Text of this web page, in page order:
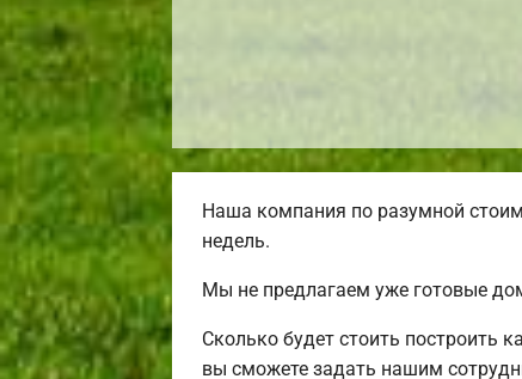
Наша компания по разумной
недель.
Мы не предлагаем уже готовые
Сколько будет стоить построить
вы сможете задать нашим